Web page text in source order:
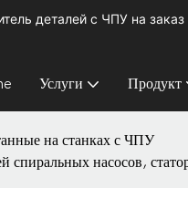
деталей с ЧПУ на
Услуги Продукт
на станках с ЧПУ
спиральных насосов,